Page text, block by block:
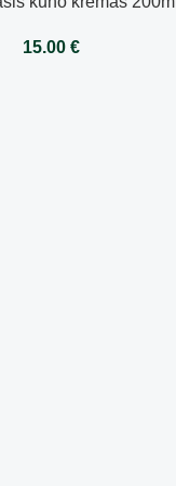
15.00 €